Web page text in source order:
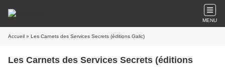
MENU
Accueil » Les Carnets des Services Secrets (éditions Galic)
Les Carnets des Services Secrets (éditions